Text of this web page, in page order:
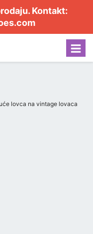
Kontakt:
lovca na vintage lovaca